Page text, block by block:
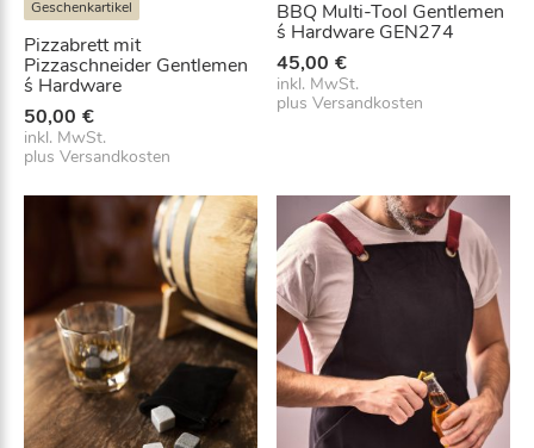
e
n
s
H
a
r
d
M
e
g
e
Geschenkartikel
Pizzabrett mit
Pizzaschneider Gentlemen
´s Hardware
50,00 €
inkl. MwSt.
plus Versandkosten
BBQ Multi-Tool Gentlemen
´s Hardware GEN274
45,00 €
inkl. MwSt.
plusVersandkosten